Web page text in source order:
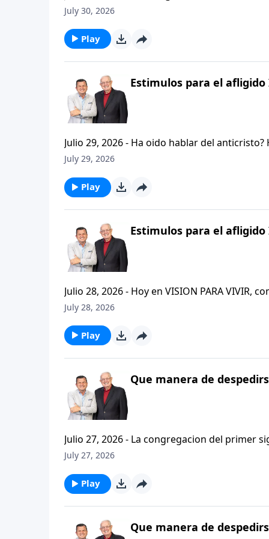
permanezcan firmes y aferrados a las
del mensaje que comenzamos hace un par
July 30, 2026
Play
Estimulos para el
Julio 29, 2026 - Ha oido hablar del
que se refiere la Biblia cuando usa la palabra
capitulo de 2 Tesalonicenses y escuchemos
AFLIGIDO.
July 29, 2026
Play
Estimulos para el afligido
Julio 28, 2026 - Hoy en VISION PARA
CRISTIANISMO FIRME: UN ESTUDIO DE 2
el pastor Carlos A. Zazueta titulo: "ESTIMULOS
July 28, 2026
Play
Que manera de
Julio 27, 2026 - La congregacion del primer
interpersonales cristianas y genuinas. Se afirmaban mutuamente. Daban cuentas de si mismos unos con
que significa desarrollar relaciones
July 27, 2026
Play
Que manera de